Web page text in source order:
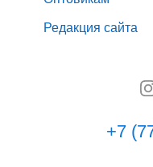
Редакция сайта
+7